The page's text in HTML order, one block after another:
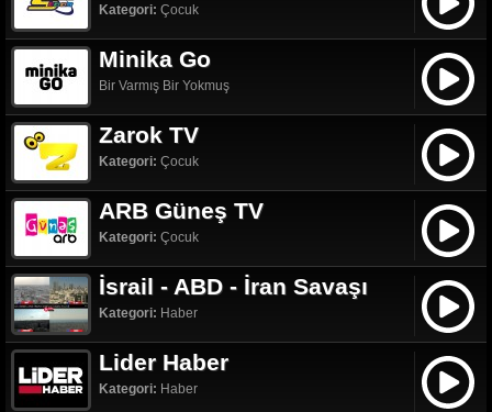
Kategori: Çocuk
Minika Go
Bir Varmış Bir Yokmuş
Zarok TV
Kategori: Çocuk
ARB Güneş TV
Kategori: Çocuk
İsrail - ABD - İran Savaşı
Kategori: Haber
Lider Haber
Kategori: Haber